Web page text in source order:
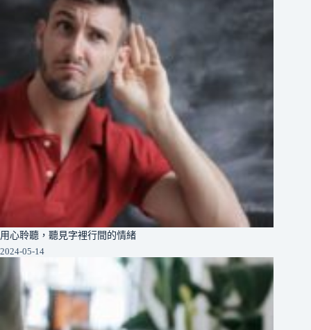
用心聆聽，聽見字裡行間的情緒
2024-05-14